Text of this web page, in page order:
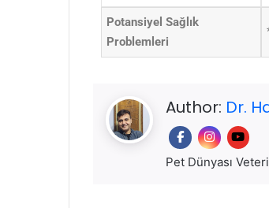
Potansiyel Sağlık
Problemleri
Author: Dr.
Pet Dünyası